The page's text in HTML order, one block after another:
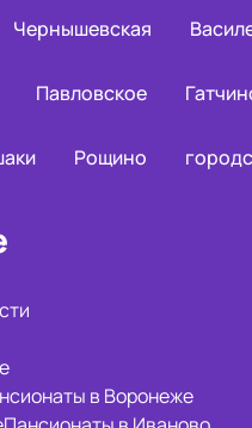
Чернышевская
Павловское
Рощино
в Воронеже